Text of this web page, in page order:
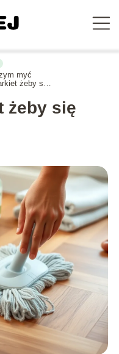
myć
żeby się
żeby się